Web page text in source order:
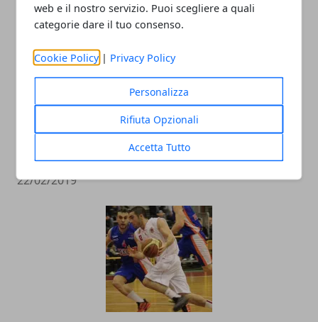
web e il nostro servizio. Puoi scegliere a quali
categorie dare il tuo consenso.
Cookie Policy | Privacy Policy
Personalizza
Rifiuta Opzionali
Accetta Tutto
L’Italbasket contro Ungheria e Lituania
alla conquista del pass per i Mondiali in
Cina
22/02/2019